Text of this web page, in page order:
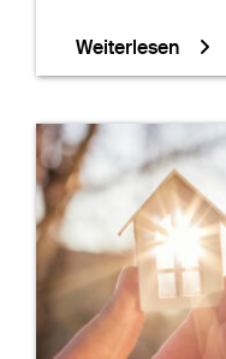
Weiterlesen